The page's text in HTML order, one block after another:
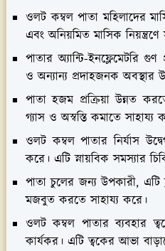
ওলট কম্বল পাতা মহিলাদের
এবং অনিয়মিত মাসিক নিয়ন্ত্রণে
পাতার অ্যান্টি-ইনফ্লেমেটরি
ও অন্যান্য প্রদাহজনক অবস্থার
পাতা হজম প্রক্রিয়া উন্নত
গ্যাস ও অস্বস্তি কমাতে সাহায্য
ওলট কম্বল পাতার নির্যাস
করে। এটি স্নায়বিক সমস্যার
পাতা চুলের জন্য উপকারী,
মজবুত করতে সাহায্য করে।
ওলট কম্বল পাতার ব্যবহার
কার্যকর। এটি ত্বকের আভা